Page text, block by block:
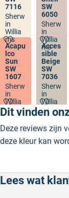
7116
Sherw
in
Willia
ms
SW
6050
Sherw
in
Willia
ms
Acapu
lco
Sun
SW
1607
Sherw
in
Willia
ms
Acces
sible
Beige
SW
7036
Sherw
in
Willia
ms
Dit vinden
Deze reviews zijn
deze kleur kan
Lees wat